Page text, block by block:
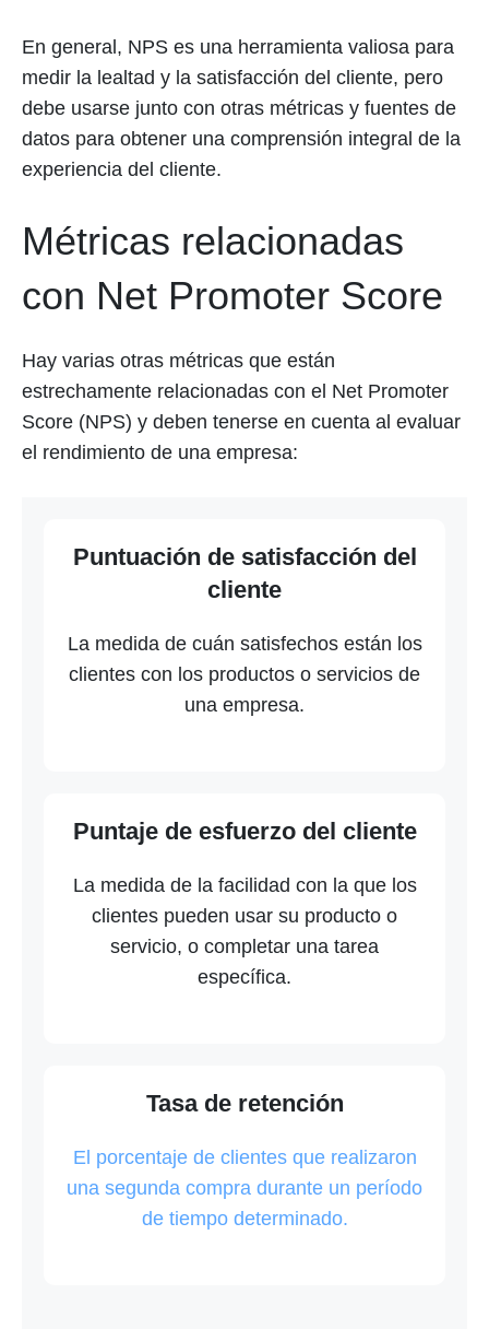
En general, NPS es una herramienta valiosa para
medir la lealtad y la satisfacción del cliente, pero
debe usarse junto con otras métricas y fuentes de
datos para obtener una comprensión integral de la
experiencia del cliente.
Métricas relacionadas
con Net Promoter Score
Hay varias otras métricas que están
estrechamente relacionadas con el Net Promoter
Score (NPS) y deben tenerse en cuenta al evaluar
el rendimiento de una empresa:
Puntuación de satisfacción del
cliente
La medida de cuán satisfechos están los
clientes con los productos o servicios de
una empresa.
Puntaje de esfuerzo del cliente
La medida de la facilidad con la que los
clientes pueden usar su producto o
servicio, o completar una tarea
específica.
Tasa de retención
El porcentaje de clientes que realizaron
una segunda compra durante un período
de tiempo determinado.